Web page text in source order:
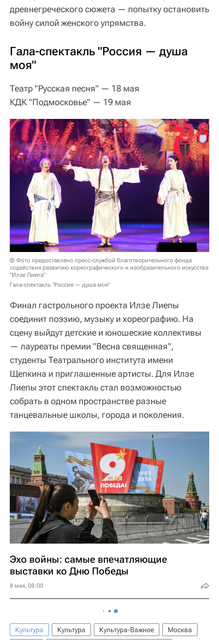
древнегреческого сюжета — попытку остановить
войну силой женского упрямства.
Гала-спектакль "Россия — душа
моя"
Театр "Русская песня" — 18 мая
КДК "Подмосковье" — 19 мая
© Фото предоставлено пресс-службой благотворительного фонда
содействия развитию хореографического и изобразительного искусства
"Илзе Лиепа"
Гала-спектакль "Россия — душа моя"
Финал гастрольного проекта Илзе Лиепы
соединит поэзию, музыку и хореографию. На
сцену выйдут детские и юношеские коллективы
— лауреаты премии "Весна священная",
студенты Театрального института имени
Щепкина и приглашенные артисты. Для Илзе
Лиепы этот спектакль стал возможностью
собрать в одном пространстве разные
танцевальные школы, города и поколения.
Эхо войны: самые впечатляющие
выставки ко Дню Победы
8 мая, 08:00
Культура Культура Культура-Важное
Москва